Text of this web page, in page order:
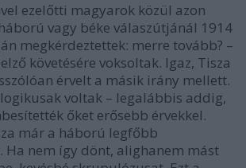
ezelőtti magyarok közül azon
vagy béke válaszútjánál 1914
megkérdeztettek: merre tovább? –
követésére voksoltak. Igaz, Tisza
érvelt a másik irány mellett.
voltak – legalábbis addig,
őket erősebb érvekkel.
már a háború legfőbb
nem így dönt, alighanem mást